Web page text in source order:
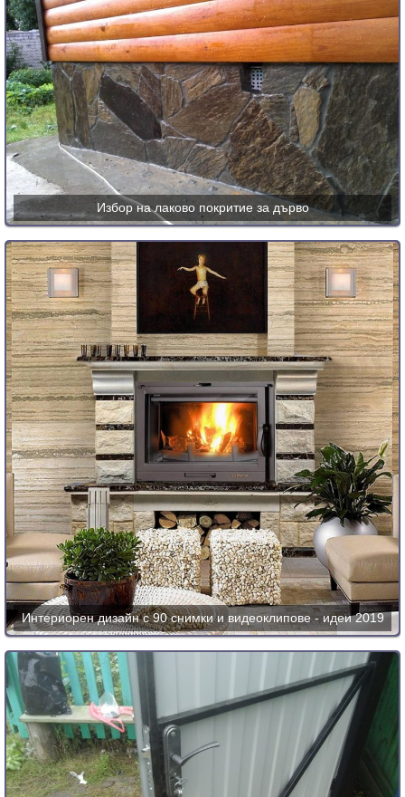
Избор на лаково покритие за дърво
Интериорен дизайн с 90 снимки и видеоклипове - идеи 2019